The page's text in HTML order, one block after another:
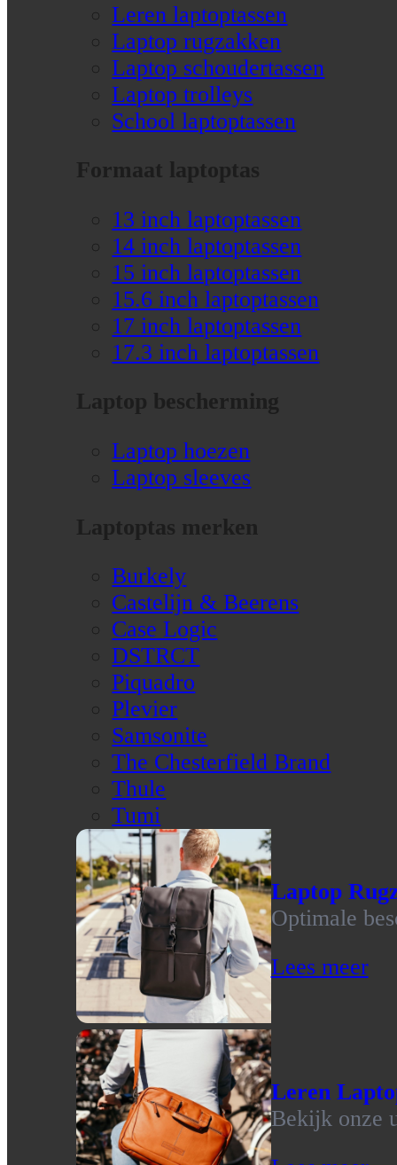
Leren laptoptassen
Laptop rugzakken
Laptop schoudertassen
Laptop trolleys
School laptoptassen
Formaat laptoptas
13 inch laptoptassen
14 inch laptoptassen
15 inch laptoptassen
15.6 inch laptoptassen
17 inch laptoptassen
17.3 inch laptoptassen
Laptop bescherming
Laptop hoezen
Laptop sleeves
Laptoptas merken
Burkely
Castelijn & Beerens
Case Logic
DSTRCT
Piquadro
Plevier
Samsonite
The Chesterfield Brand
Thule
Tumi
Laptop
Optimale
Lees meer
Leren
Bekijk onze